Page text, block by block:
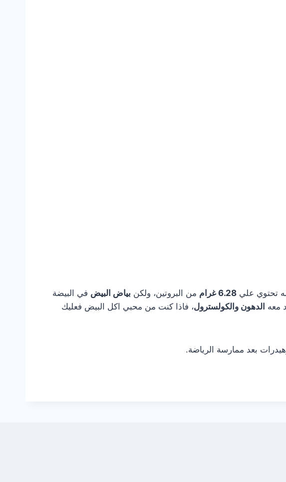
تحتوي علي 6.28 غرام من البروتين، ولكن بياض البيض في البيضة
معه الدهون والكولسترول، فاذا كنت من محبي اكل البيض فعليك
بعد ممارسة الرياضة.